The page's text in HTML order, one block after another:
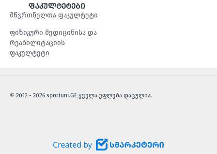
ფაკულტეტები
მწვრთნელთა ფაკულტეტი
ფიზიკური მედიცინისა და
რეაბილიტაციის
ფაკულტეტი
© 2012 - 2026 sportuni.GE ყველა უფლება დაცულია.